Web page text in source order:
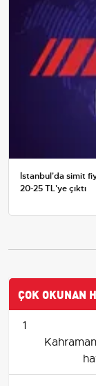
İstanbul'da simit
20-25 TL'ye çıktı
ÇOK OKUNAN
1